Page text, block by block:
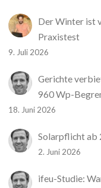
Der Winter ist
Praxistest
9. Juli 2026
Gerichte
960 Wp-
18. Juni 2026
Solarpflicht ab
2. Juni 2026
ifeu-Studie: